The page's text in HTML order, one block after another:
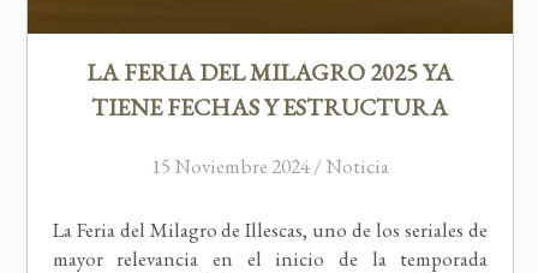
LA FERIA DEL MILAGRO 2025 YA
TIENE FECHAS Y ESTRUCTURA
15 Noviembre 2024 / Noticia
La Feria del Milagro de Illescas, uno de los seriales de
mayor relevancia en el inicio de la temporada